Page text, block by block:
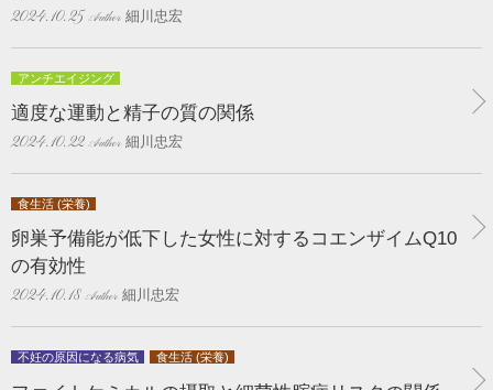
2024.10.25 細川忠宏
アンチエイジング
適度な運動と精子の質の関係
2024.10.22 細川忠宏
食生活 (栄養)
卵巣予備能が低下した女性に対するコエンザイムQ10
の有効性
2024.10.18 細川忠宏
不妊の原因になる病気 食生活 (栄養)